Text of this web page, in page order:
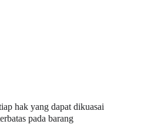
hak yang dapat dikuasai
pada barang